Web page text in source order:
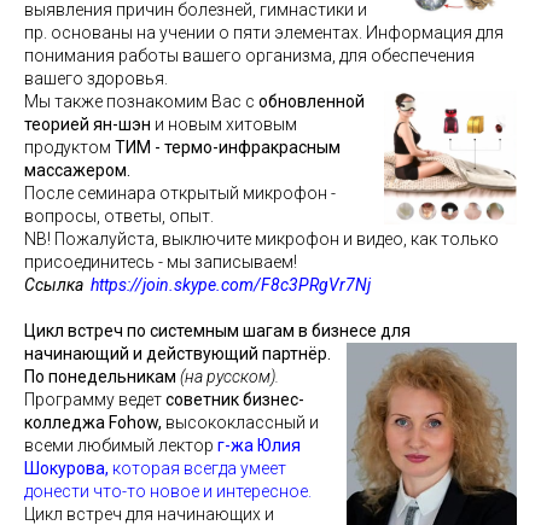
выявления причин болезней, гимнастики и
пр. основаны на учении о пяти элементах. Информация для
понимания работы вашего организма, для обеспечения
вашего здоровья.
Мы также познакомим Вас с обновленной
теорией ян-шэн и новым хитовым
продуктом ТИМ - термо-инфракрасным
массажером.
После семинара открытый микрофон -
вопросы, ответы, опыт.
NB! Пожалуйста, выключите микрофон и видео, как только
присоединитесь - мы записываем!
Ссылка https://join.skype.com/F8c3PRgVr7Nj
Цикл встреч по системным шагам в бизнесе для
начинающий и действующий партнёр.
По понедельникам (на русском).
Программу ведетсоветник бизнес-
колледжа Fohow, высококлассный и
всеми любимый лектор г-жа Юлия
Шокурова, которая всегда умеет
донести что-то новое и интересное.
Цикл встреч для начинающих и